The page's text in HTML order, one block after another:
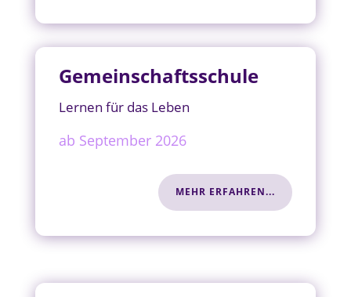
Gemeinschaftsschule
Lernen für das Leben
ab September 2026
MEHR ERFAHREN...